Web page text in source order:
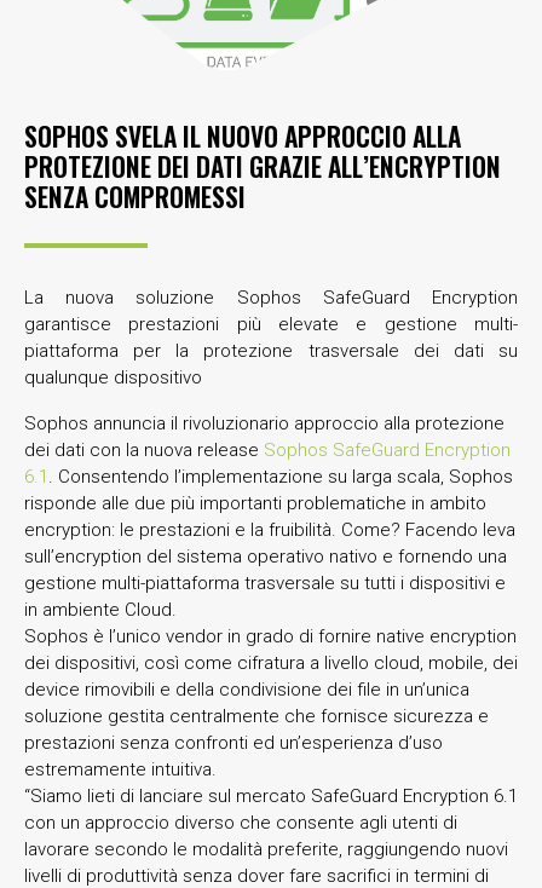
SOPHOS SVELA IL NUOVO APPROCCIO ALLA
PROTEZIONE DEI DATI GRAZIE ALL’ENCRYPTION
SENZA COMPROMESSI
La nuova soluzione Sophos SafeGuard Encryption
garantisce prestazioni più elevate e gestione multi-
piattaforma per la protezione trasversale dei dati su
qualunque dispositivo
Sophos annuncia il rivoluzionario approccio alla protezione
dei dati con la nuova release Sophos SafeGuard Encryption
6.1 . Consentendo l’implementazione su larga scala, Sophos
risponde alle due più importanti problematiche in ambito
encryption: le prestazioni e la fruibilità. Come? Facendo leva
sull’encryption del sistema operativo nativo e fornendo una
gestione multi-piattaforma trasversale su tutti i dispositivi e
in ambiente Cloud.
Sophos è l’unico vendor in grado di fornire native encryption
dei dispositivi, così come cifratura a livello cloud, mobile, dei
device rimovibili e della condivisione dei file in un’unica
soluzione gestita centralmente che fornisce sicurezza e
prestazioni senza confronti ed un’esperienza d’uso
estremamente intuitiva.
“Siamo lieti di lanciare sul mercato SafeGuard Encryption 6.1
con un approccio diverso che consente agli utenti di
lavorare secondo le modalità preferite, raggiungendo nuovi
livelli di produttività senza dover fare sacrifici in termini di